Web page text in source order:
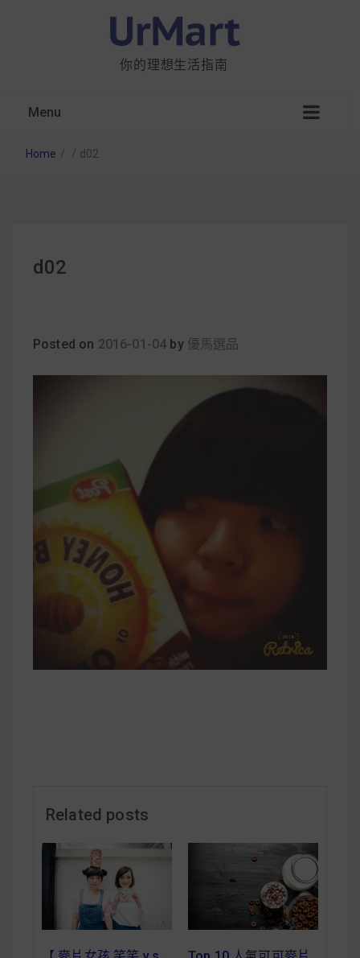
你的理想生活指南
Menu
析：成分、營養價值及其優缺點
健身重訓菜單
運動健身飲食建議
2020 年最新蛋白粉終極指南，讓你一次搞
清楚！
七大經典健身疑問，不要再被這些問題困擾
蔬食純素營養
純素料理食譜
蔬食純素餐廳推薦
Home / / d02
d02
Posted on 2016-01-04 by 優馬選品
Related posts